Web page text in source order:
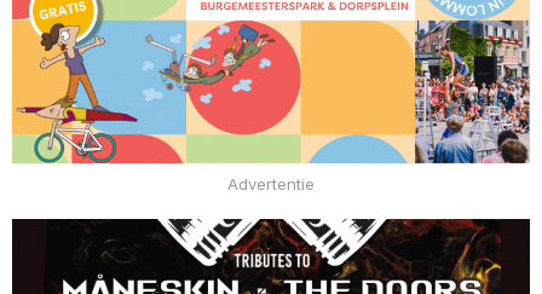
Advertentie